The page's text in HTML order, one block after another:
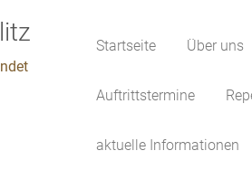
Startseite Über uns
Auftrittstermine
aktuelle Informationen